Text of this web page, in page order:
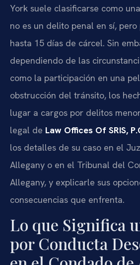
York suele clasificarse como
no es un delito penal en sí,
hasta 15 días de cárcel. Sin
dependiendo de las
como la participación en una
obstrucción del tránsito, los
lugar a cargos por delitos
legal de Law Offices Of SRIS,
los detalles de su caso en el
Allegany o en el Tribunal del
Allegany, y explicarle sus
consecuencias que enfrenta.
Lo que Significa
por Conducta